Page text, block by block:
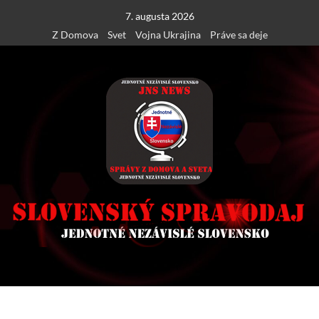
content
7. augusta 2026
Z Domova
Svet Vojna Ukrajina Práve sa deje